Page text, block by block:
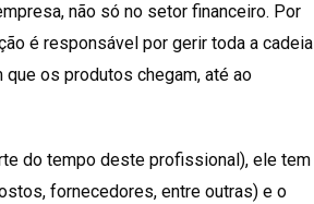
não só no setor financeiro. Por
é responsável por gerir toda a cadeia
os produtos chegam, até ao
do tempo deste profissional), ele tem
fornecedores, entre outras) e o